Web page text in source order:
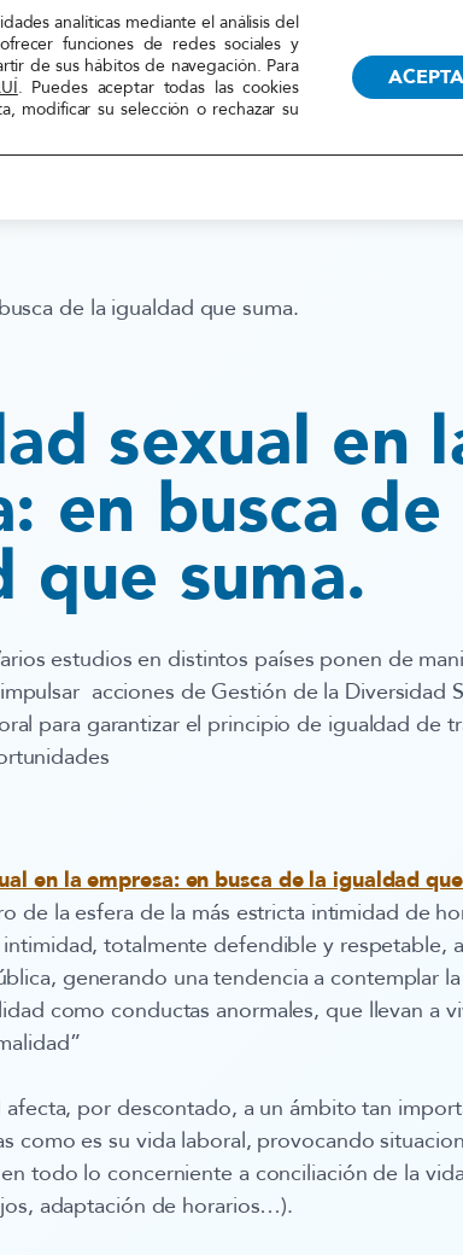
TRANSPARENCIA
de la igualdad que suma.
sexual en
en busca de
que suma.
estudios en distintos países ponen de
acciones de Gestión de la Diversidad
para garantizar el principio de igualdad de
en la empresa: en busca de la igualdad
de la esfera de la más estricta intimidad de
totalmente defendible y respetable,
generando una tendencia a contemplar
como conductas anormales, que llevan a
afecta, por descontado, a un ámbito tan
como es su vida laboral, provocando
todo lo concerniente a conciliación de la
adaptación de horarios…).
analíticas mediante el análisis del
funciones de redes sociales y
de sus hábitos de navegación. Para
. Puedes aceptar todas las cookies
modificar su selección o rechazar su